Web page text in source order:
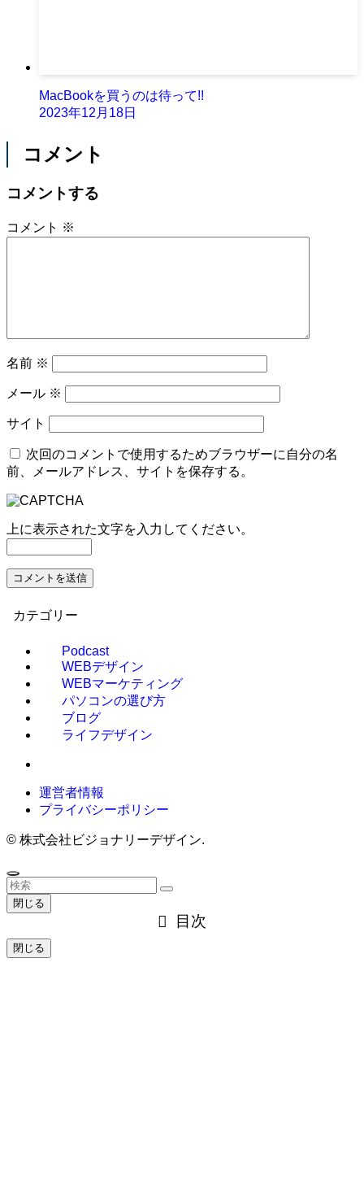
MacBookを買うのは待って!!
2023年12月18日
コメント
コメントする
コメント ※
名前 ※
メール ※
サイト
次回のコメントで使用するためブラウザーに自分の名
前、メールアドレス、サイトを保存する。
上に表示された文字を入力してください。
カテゴリー
Podcast
WEBデザイン
WEBマーケティング
パソコンの選び方
ブログ
ライフデザイン
運営者情報
プライバシーポリシー
© 株式会社ビジョナリーデザイン.
閉じる
目次
閉じる